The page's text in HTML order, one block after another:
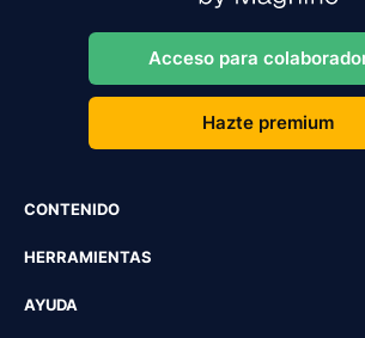
Acceso para
Hazte premium
CONTENIDO
HERRAMIENTAS
AYUDA